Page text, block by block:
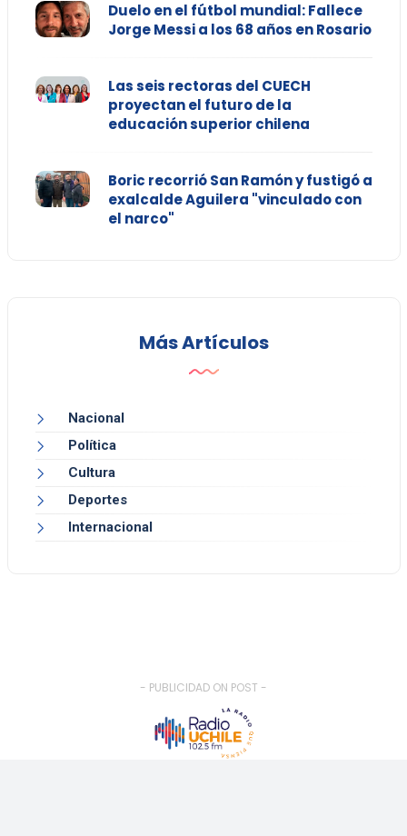
Duelo en el fútbol mundial: Fallece
Jorge Messi a los 68 años en Rosario
Las seis rectoras del CUECH
proyectan el futuro de la
educación superior chilena
Boric recorrió San Ramón y fustigó a
exalcalde Aguilera "vinculado con
el narco"
Más Artículos
Nacional
Política
Cultura
Deportes
Internacional
- PUBLICIDAD ON POST -